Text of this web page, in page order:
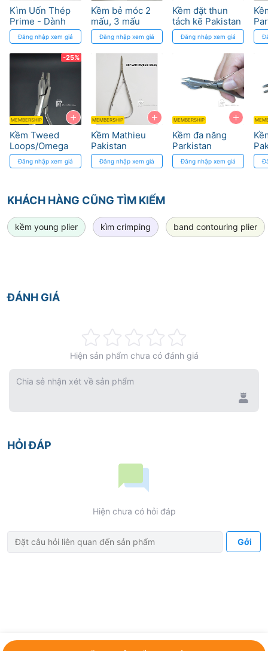
Kìm Uốn Thép
Prime - Dành
cho Chỉnh Nha
Đăng nhập xem giá
+
-25%
MEMBERSHIP
Kềm Tweed
Loops/Omega
Cao Cấp - Thép
Đức, Độ Chính
Đăng nhập xem giá
Kềm bẻ móc 2
mấu, 3 mấu
chỉnh nha
Parkistan
Pakistan
Đăng nhập xem giá
+
MEMBERSHIP
Kềm Mathieu
Pakistan
Đăng nhập xem giá
Kềm đặt thun
tách kẽ Pakistan
Đăng nhập xem giá
+
MEMBERSHIP
Kềm đa năng
Parkistan
Pakistan
Đăng nhập xem giá
KHÁCH HÀNG CŨNG TÌM KIẾM
kềm young plier kìm crimping band contouring plier
ĐÁNH GIÁ
0%
Hiện sản phẩm chưa có đánh giá
Chia sẻ nhận xét về sản phẩm
HỎI ĐÁP
Hiện chưa có hỏi đáp
Gởi